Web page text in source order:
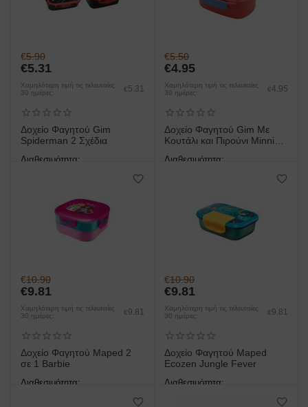
€5.90
€5.31
Χαμηλότερη τιμή τις τελευταίες
30 ημέρες:
€ 5.31
Δοχείο Φαγητού Gim
Spiderman 2 Σχέδια
Διαθεσιμότητα:
€5.50
€4.95
Χαμηλότερη τιμή τις τελευταίες
30 ημέρες:
€ 4.95
Δοχείο Φαγητού Gim Με
Κουτάλι και Πιρούνι Minnie
Διαθεσιμότητα:
€10.90
€9.81
Χαμηλότερη τιμή τις τελευταίες
30 ημέρες:
€ 9.81
Δοχείο Φαγητού Maped 2
σε 1 Barbie
Διαθεσιμότητα:
€10.90
€9.81
Χαμηλότερη τιμή τις τελευταίες
30 ημέρες:
€ 9.81
Δοχείο Φαγητού Maped
Ecozen Jungle Fever
Διαθεσιμότητα: